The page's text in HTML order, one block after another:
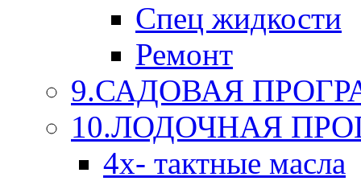
Спец жидкости
Ремонт
9.САДОВАЯ
10.ЛОДОЧНАЯ
4х- тактные масла